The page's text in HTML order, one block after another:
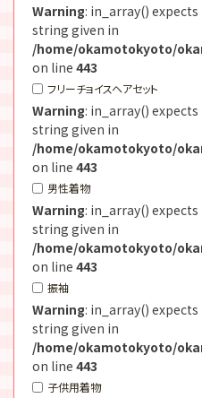
Warning: in_array()
string given in
/home/okamotokyoto/
on line 443
フリーチョイスヘアセット
Warning: in_array()
string given in
/home/okamotokyoto/
on line 443
男性着物
Warning: in_array()
string given in
/home/okamotokyoto/
on line 443
振袖
Warning: in_array()
string given in
/home/okamotokyoto/
on line 443
子供用着物